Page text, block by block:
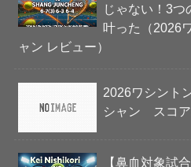
じゃない！3つ
叶った（2026
ャン レビュー）
2026ワシント
シャン スコア
【鼻血対象試